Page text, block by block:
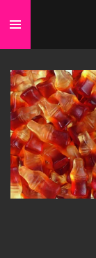
direct
naar
de
hoofdinhoud